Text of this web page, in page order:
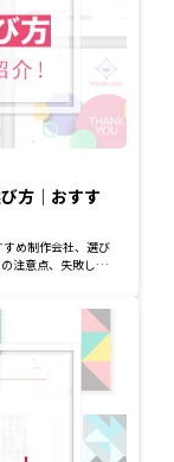
方｜おすす
め制作会社、選び
注意点、失敗しな